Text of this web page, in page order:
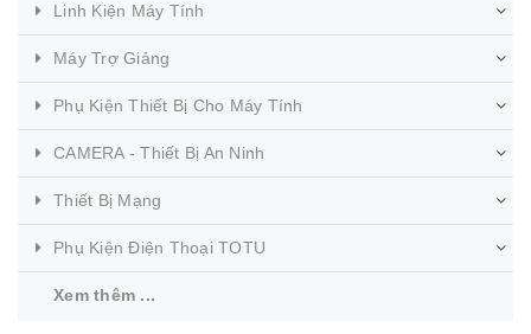
Linh Kiện Máy Tính
Máy Trợ Giảng
Phụ Kiện Thiết Bị Cho Máy Tính
CAMERA - Thiết Bị An Ninh
Thiết Bị Mạng
Phụ Kiện Điện Thoại TOTU
Xem thêm ...